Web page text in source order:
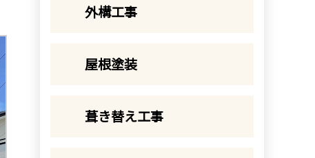
外構工事
屋根塗装
葺き替え工事